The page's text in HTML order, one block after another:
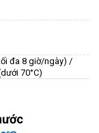
đa 8 giờ/ngày) /
70°C)